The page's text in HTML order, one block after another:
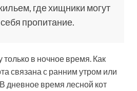
где хищники могут
пропитание.
в ночное время. Как
связана с ранним утром или
дневное время лесной кот